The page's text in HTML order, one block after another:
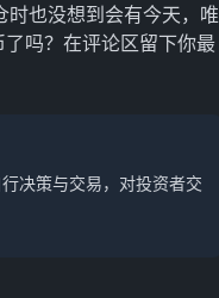
也没想到会有今天，唯
吗？在评论区留下你最
决策与交易，对投资者交